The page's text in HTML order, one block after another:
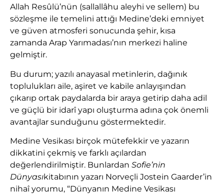
Allah Resûlü’nün (sallallâhu aleyhi ve sellem) bu
sözleşme ile temelini attığı Medine’deki emniyet
ve güven atmosferi sonucunda şehir, kısa
zamanda Arap Yarımadası’nın merkezi haline
gelmiştir.
Bu durum; yazılı anayasal metinlerin, dağınık
toplulukları aile, aşiret ve kabile anlayışından
çıkarıp ortak paydalarda bir araya getirip daha adil
ve güçlü bir idarî yapı oluşturma adına çok önemli
avantajlar sunduğunu göstermektedir.
Medine Vesikası birçok mütefekkir ve yazarın
dikkatini çekmiş ve farklı açılardan
değerlendirilmiştir. Bunlardan Sofie’nin
Dünyasıkitabının yazarı Norveçli Jostein Gaarder’in
nihaî yorumu, “Dünyanın Medine Vesikası